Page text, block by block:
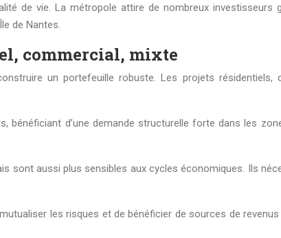
de vie. La métropole attire de nombreux
de Nantes.
commercial, mixte
un portefeuille robuste. Les projets
d’une demande structurelle forte dans les
aussi plus sensibles aux cycles économiques. Ils
les risques et de bénéficier de sources de